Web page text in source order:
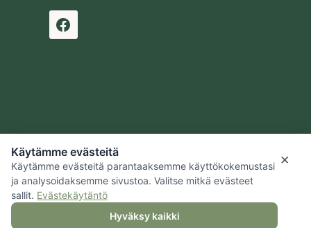
Jaalan kotiseutusäätiö
Kouvolan kaupunki
×
Käytämme evästeitä
Käytämme evästeitä parantaaksemme käyttökokemustasi
ja analysoidaksemme sivustoa. Valitse mitkä evästeet
sallit. Evästekäytäntö
Hyväksy kaikki